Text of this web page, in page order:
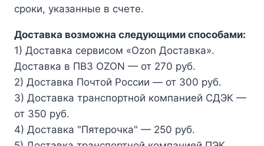
сроки, указанные в счете.
Доставка возможна следующими способами:
1) Доставка сервисом «Ozon Доставка».
Доставка в ПВЗ OZON — от 270 руб.
2) Доставка Почтой России — от 300 руб.
3) Доставка транспортной компанией СДЭК —
от 350 руб.
4) Доставка "Пятерочка" — 250 руб.